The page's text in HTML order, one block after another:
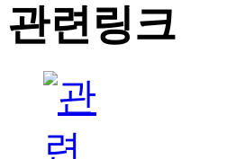
관련링크